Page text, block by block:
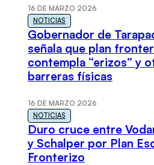
16 DE MARZO 2026
NOTICIAS
Gobernador de
señala que plan
contempla “erizos” y
barreras físicas
16 DE MARZO 2026
NOTICIAS
Duro cruce entre
y Schalper por Plan
Fronterizo